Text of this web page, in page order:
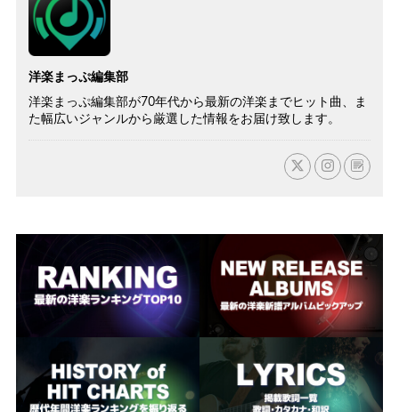
洋楽まっぷ編集部
洋楽まっぷ編集部が70年代から最新の洋楽までヒット曲、ま
た幅広いジャンルから厳選した情報をお届け致します。